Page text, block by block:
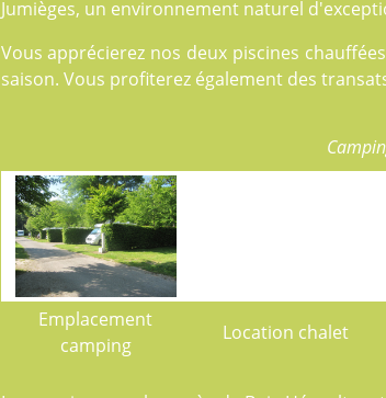
Jumièges, un environnement naturel
Vous apprécierez nos deux piscines
saison. Vous profiterez également des
Emplacement
camping
Location chalet